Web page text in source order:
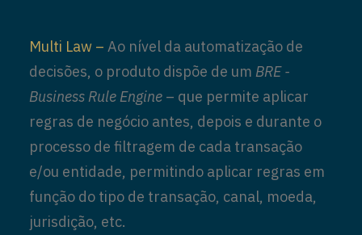
Multi Law – Ao nível da automatização de
decisões, o produto dispõe de um BRE -
Business Rule Engine – que permite aplicar
regras de negócio antes, depois e durante o
processo de filtragem de cada transação
e/ou entidade, permitindo aplicar regras em
função do tipo de transação, canal, moeda,
jurisdição, etc.